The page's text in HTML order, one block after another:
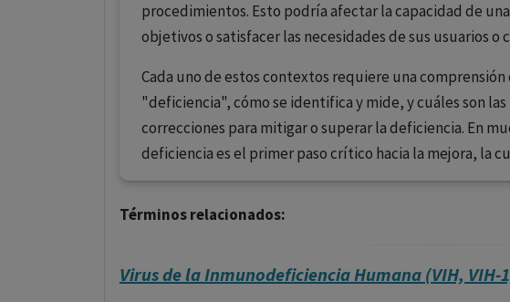
procedimientos. Esto podría afectar la capacidad de
objetivos o satisfacer las necesidades de sus usuarios o
Cada uno de estos contextos requiere una
"deficiencia", cómo se identifica y mide, y cuáles son
correcciones para mitigar o superar la deficiencia. En
deficiencia es el primer paso crítico hacia la mejora, la
Términos relacionados:
Virus de la Inmunodeficiencia Humana (VIH, VIH-